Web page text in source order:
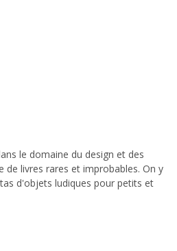
le domaine du design et des
de livres rares et improbables. On y
d'objets ludiques pour petits et